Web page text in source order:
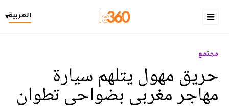
العربية▾
مجتمع
حريق مهول يتلهم سيارة
مهاجر مغربي بضواحي تطوان